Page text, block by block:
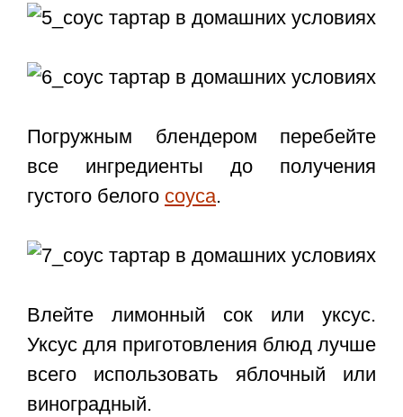
Погружным блендером перебейте
все ингредиенты до получения
густого белого соуса.
Влейте лимонный сок или уксус.
Уксус для приготовления блюд лучше
всего использовать яблочный или
виноградный.